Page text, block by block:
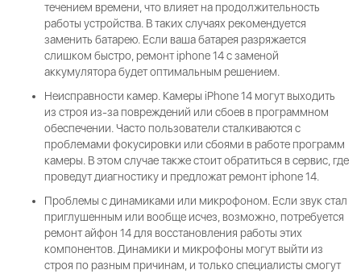
течением времени, что влияет на продолжительность
работы устройства. В таких случаях рекомендуется
заменить батарею. Если ваша батарея разряжается
слишком быстро, ремонт iphone 14с заменой
аккумулятора будет оптимальным решением.
Неисправности камер. Камеры iPhone 14 могут выходить
из строя из-за повреждений или сбоев в программном
обеспечении. Часто пользователи сталкиваются с
проблемами фокусировки или сбоями в работе программ
камеры. В этом случае также стоит обратиться в сервис, где
проведут диагностику и предложатремонт iphone 14.
Проблемы с динамиками или микрофоном. Если звук стал
приглушенным или вообще исчез, возможно, потребуется
ремонт айфон 14 для восстановления работы этих
компонентов. Динамики и микрофоны могут выйти из
строя по разным причинам, и только специалисты смогут